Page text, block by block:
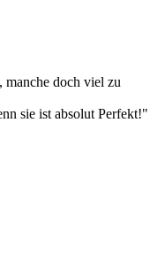
doch viel zu
sie ist absolut Perfekt!"